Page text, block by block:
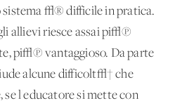
√® difficile in pratica.
allievi riesce assai pi√π
pi√π vantaggioso. Da parte
alcune difficolt√† che
l'educatore si mette con